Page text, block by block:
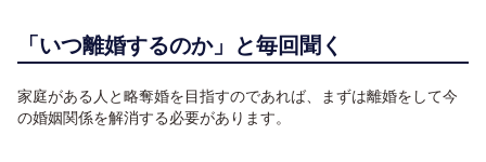
「いつ離婚するのか」と毎回聞く
家庭がある人と略奪婚を目指すのであれば、まずは離婚をして今
の婚姻関係を解消する必要があります。